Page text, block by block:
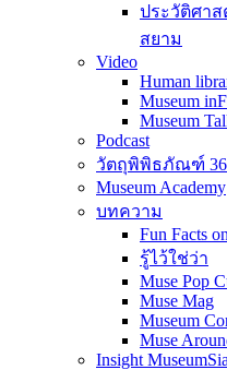
ประวัติศา
สยาม
Video
Human
Museum
Museum
Podcast
วัตถุพิพิธภัณฑ์
Museum Academy
บทความ
Fun Facts
รู้ไว้ใช่ว่า
Muse Pop
Muse Mag
Museum
Muse
Insight